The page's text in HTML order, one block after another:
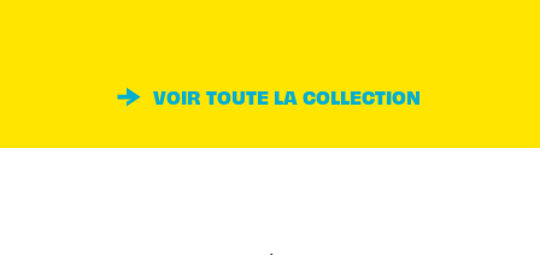
VOIR TOUTE LA COLLECTION